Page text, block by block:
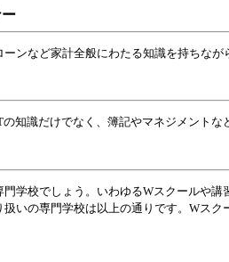
ンなど家計全般にわたる知識を持ちな
知識だけでなく、簿記やマネジメント
学校でしょう。いわゆるWスクールや
いの専門学校は以上の通りです。Wス